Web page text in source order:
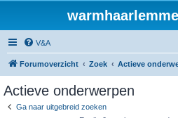
V&A
Forumoverzicht Zoek Actieve
Actieve onderwerpen
Ga naar uitgebreid zoeken